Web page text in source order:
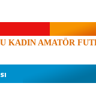
KADIN AMATÖR